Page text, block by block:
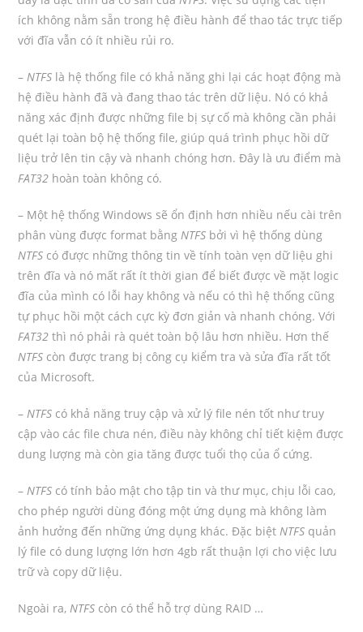
ích không nằm sẵn trong hệ điều hành để thao tác trực tiếp
với đĩa vẫn có ít nhiều rủi ro.
–NTFS là hệ thống file có khả năng ghi lại các hoạt động mà
hệ điều hành đã và đang thao tác trên dữ liệu. Nó có khả
năng xác định được những file bị sự cố mà không cần phải
quét lại toàn bộ hệ thống file, giúp quá trình phục hồi dữ
liệu trở lên tin cậy và nhanh chóng hơn. Đây là ưu điểm mà
FAT32 hoàn toàn không có.
– Một hệ thống Windows sẽ ổn định hơn nhiều nếu cài trên
phân vùng được format bằngNTFS bởi vì hệ thống dùng
NTFS có được những thông tin về tính toàn vẹn dữ liệu ghi
trên đĩa và nó mất rất ít thời gian để biết được về mặt logic
đĩa của mình có lỗi hay không và nếu có thì hệ thống cũng
tự phục hồi một cách cực kỳ đơn giản và nhanh chóng. Với
FAT32 thì nó phải rà quét toàn bộ lâu hơn nhiều. Hơn thế
NTFS còn được trang bị công cụ kiểm tra và sửa đĩa rất tốt
của Microsoft.
–NTFS có khả năng truy cập và xử lý file nén tốt như truy
cập vào các file chưa nén, điều này không chỉ tiết kiệm được
dung lượng mà còn gia tăng được tuổi thọ của ổ cứng.
–NTFS có tính bảo mật cho tập tin và thư mục, chịu lỗi cao,
cho phép người dùng đóng một ứng dụng mà không làm
ảnh hưởng đến những ứng dụng khác. Đặc biệtNTFS quản
lý file có dung lượng lớn hơn 4gb rất thuận lợi cho việc lưu
trữ và copy dữ liệu.
Ngoài ra,NTFS còn có thể hỗ trợ dùng RAID …